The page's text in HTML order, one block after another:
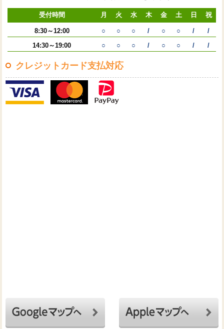
受付時間 月 火 水 木 金 土 日 祝
8:30～12:00 ○ ○ ○ / ○ ○ /
/
14:30～19:00
○ ○ ○ / ○ ○ / /
クレジットカード支払対応